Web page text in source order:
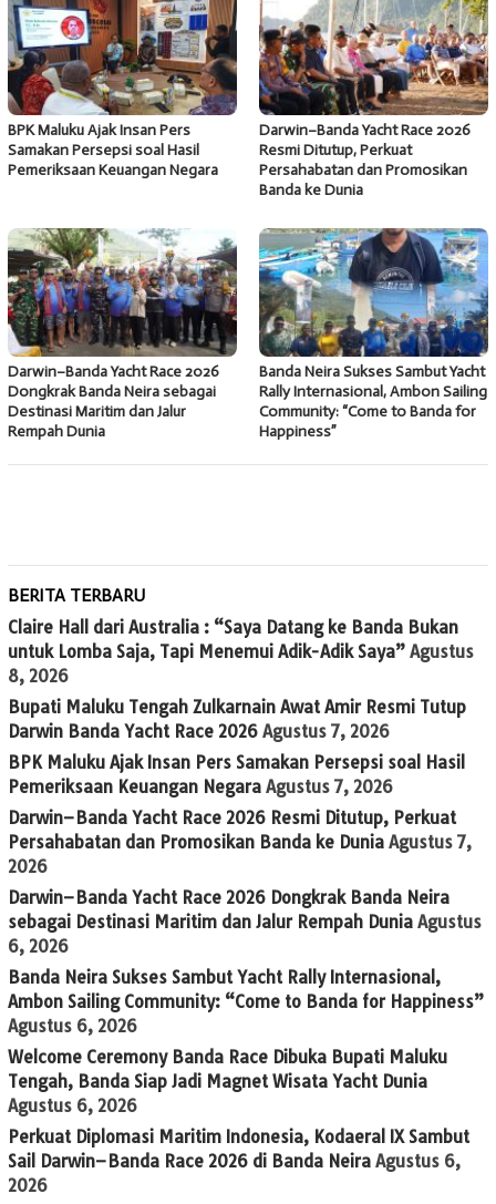
BPK Maluku Ajak Insan Pers
Samakan Persepsi soal Hasil
Pemeriksaan Keuangan Negara
Darwin–Banda Yacht Race 2026
Resmi Ditutup, Perkuat
Persahabatan dan Promosikan
Banda ke Dunia
Darwin–Banda Yacht Race 2026
Dongkrak Banda Neira sebagai
Destinasi Maritim dan Jalur
Rempah Dunia
Banda Neira Sukses Sambut Yacht
Rally Internasional, Ambon Sailing
Community: “Come to Banda for
Happiness”
BERITA TERBARU
Claire Hall dari Australia : “Saya Datang ke Banda Bukan
untuk Lomba Saja, Tapi Menemui Adik-Adik Saya” Agustus
8, 2026
Bupati Maluku Tengah Zulkarnain Awat Amir Resmi Tutup
Darwin Banda Yacht Race 2026 Agustus 7, 2026
BPK Maluku Ajak Insan Pers Samakan Persepsi soal Hasil
Pemeriksaan Keuangan Negara Agustus 7, 2026
Darwin–Banda Yacht Race 2026 Resmi Ditutup, Perkuat
Persahabatan dan Promosikan Banda ke Dunia Agustus 7,
2026
Darwin–Banda Yacht Race 2026 Dongkrak Banda Neira
sebagai Destinasi Maritim dan Jalur Rempah Dunia Agustus
6, 2026
Banda Neira Sukses Sambut Yacht Rally Internasional,
Ambon Sailing Community: “Come to Banda for Happiness”
Agustus 6, 2026
Welcome Ceremony Banda Race Dibuka Bupati Maluku
Tengah, Banda Siap Jadi Magnet Wisata Yacht Dunia
Agustus 6, 2026
Perkuat Diplomasi Maritim Indonesia, Kodaeral IX Sambut
Sail Darwin–Banda Race 2026 di Banda Neira Agustus 6,
2026